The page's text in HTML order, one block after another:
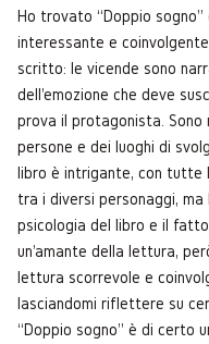
Ho trovato “Doppio
interessante e
scritto: le vicende sono
dell'emozione che deve
prova il protagonista. Sono
persone e dei luoghi di
libro è intrigante, con tutte
tra i diversi personaggi,
psicologia del libro e il
un'amante della lettura,
lettura scorrevole e
lasciandomi riflettere su
“Doppio sogno” è di certo